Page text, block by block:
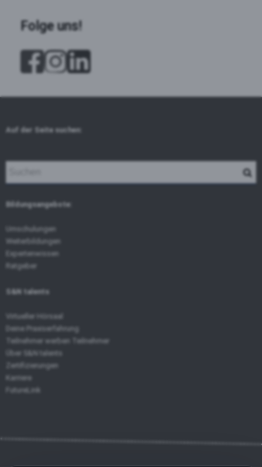
Folge uns!
Auf der Seite suchen:
Bildungsangebote:
Umschulungen
Weiterbildungen
Expertenwissen
Ratgeber
S&N talents
Virtueller Hörsaal
Deine Praxiserfahrung
Teilnehmer werben Teilnehmer
Über S&N talents
Zertifizierungen
Karriere
FutureLink